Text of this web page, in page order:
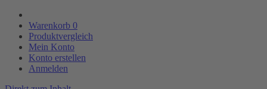
Warenkorb 0
Produktvergleich
Mein Konto
Konto erstellen
Anmelden